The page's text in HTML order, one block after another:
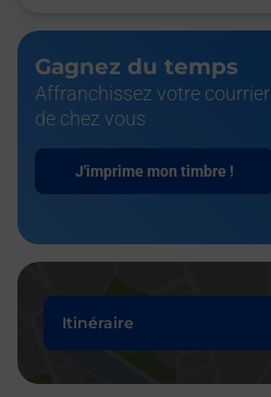
Gagnez du temps
Affranchissez votre courrier
de chez vous
J'imprime mon timbre !
Itinéraire